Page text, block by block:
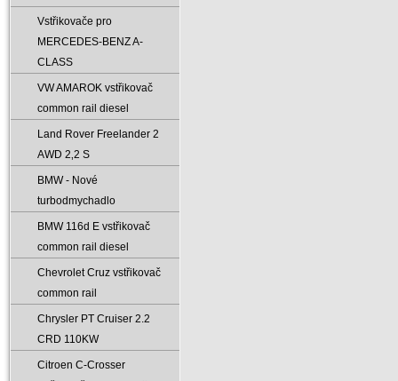
Vstřikovače pro
MERCEDES-BENZ A-
CLASS
VW AMAROK vstřikovač
common rail diesel
Land Rover Freelander 2
AWD 2‚2 S
BMW - Nové
turbodmychadlo
BMW 116d E vstřikovač
common rail diesel
Chevrolet Cruz vstřikovač
common rail
Chrysler PT Cruiser 2.2
CRD 110KW
Citroen C-Crosser